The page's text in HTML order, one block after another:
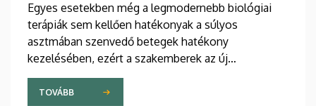
Egyes esetekben még a legmodernebb biológiai
terápiák sem kellően hatékonyak a súlyos
asztmában szenvedő betegek hatékony
kezelésében, ezért a szakemberek az új
gyógyszerek kifejlesztésére irányuló kutatások
felgyorsítását sürgetik. A témában a közelmúltban
TOVÁBB